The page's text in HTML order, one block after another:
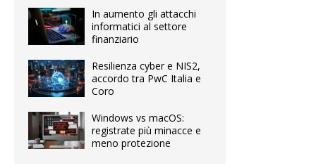
In aumento gli attacchi
informatici al settore
finanziario
Resilienza cyber e NIS2,
accordo tra PwC Italia e
Coro
Windows vs macOS:
registrate più minacce e
meno protezione